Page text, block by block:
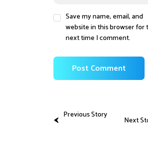
Save my name, email, and
website in this browser for
next time I comment.
Previous Story Next